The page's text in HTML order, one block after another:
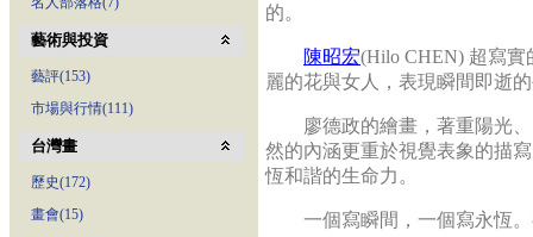
藝術與投資
藝評(153)
市場與行情(111)
台灣畫
歷史(172)
畫會(15)
的。
陳昭宏(Hilo CHEN) 超寫
麗的花與女人，表現瞬間即逝
廖德政的繪畫，著重陽光、
然的內涵更重於視覺表象的描
恆和諧的生命力。
一個寫瞬間，一個寫永恆。